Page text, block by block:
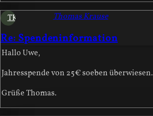
TK
Re: Spendeninformation
Thomas Krause
Hallo Uwe,
Jahresspende von 25€ soeben überwiesen.
Grüße Thomas.